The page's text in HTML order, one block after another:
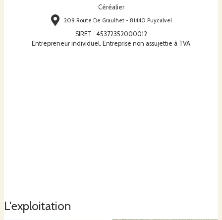
Céréalier
209 Route De Graulhet - 81440 Puycalvel
SIRET : 45372352000012
Entrepreneur individuel. Entreprise non assujettie à TVA
L'exploitation